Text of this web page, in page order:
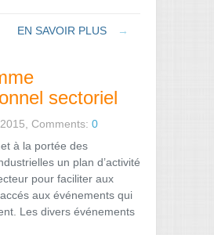
EN SAVOIR PLUS →
sectoriel
Comments: 0
à la portée des
un plan d’activité
pour faciliter aux
aux événements qui
Les divers événements